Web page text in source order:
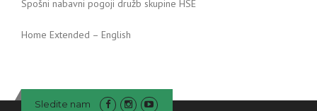
Spošni nabavni pogoji družb skupine HSE
Home Extended – English
Sledite nam